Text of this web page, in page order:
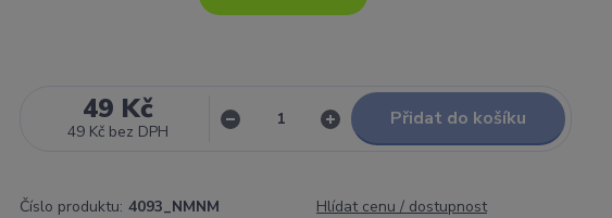
49 Kč
49 Kč bez DPH
Přidat do košíku
Číslo produktu: 4093_NMNM Hlídat cenu / dostupnost